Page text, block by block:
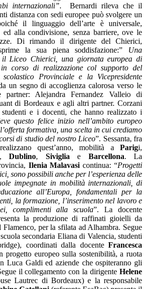
internazionali”. Bernardi rileva che il
distanza con sedi europee può svolgere un
il linguaggio dell’arte è universale,
ed alla condivisione, senza barriere, ove le
Di rimando il dirigente del Chierici,
la sua piena soddisfazione:”
Una
Liceo Chierici, una giornata europea di
corso di realizzazione col supporto del
Provinciale e la Vicepresidente
un segno di accoglienza calorosa verso le
partner: Alejandra Fernandez Valleio di
di Bordeaux e agli altri partner. Corzani
e i docenti, che hanno realizzato i
questo felice inizio nell’ambito europeo
formativa, una scelta in cui crediamo
di studio del nostro Liceo”. Sessanta, fra
quest’anno, mobilità a Parigi,
, Dublino, Siviglia e Barcellona. La
Ilenia Malavasi continua: “Progetti
sono possibili anche per l’esperienza delle
impegnate in mobilità internazionali, di
all’Europa, fondamentali per la
la formazione, l’inserimento nel lavoro e
complimenti alla scuola”. La docente
la produzione di raffinati gioielli da
Flamenco, per la sfilata ad Alhambra. Segue
secondaria Eliana di Valencia, studenti
coordinati dalla docente Francesca
progetto europeo sulla sostenibilità, a ruota
Luca Galdi ed aziende che ospiteranno gli
il collegamento con la dirigente Helene
Lautrec di Bordeaux) e la responsabile